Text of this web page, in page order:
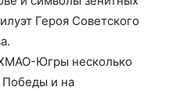
Героя Советского
ХМАО-Югры несколько
Победы и на